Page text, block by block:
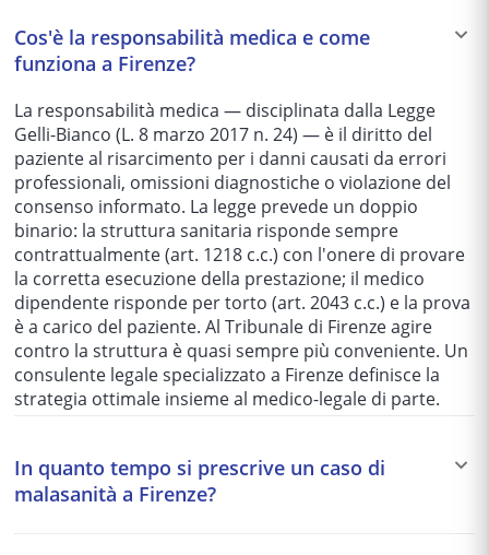
Cos'è la responsabilità medica e come
funziona a Firenze?
La responsabilità medica — disciplinata dalla Legge
Gelli-Bianco (L. 8 marzo 2017 n. 24) — è il diritto del
paziente al risarcimento per i danni causati da errori
professionali, omissioni diagnostiche o violazione del
consenso informato. La legge prevede un doppio
binario: la struttura sanitaria risponde sempre
contrattualmente (art. 1218 c.c.) con l'onere di provare
la corretta esecuzione della prestazione; il medico
dipendente risponde per torto (art. 2043 c.c.) e la prova
è a carico del paziente. Al Tribunale di Firenze agire
contro la struttura è quasi sempre più conveniente. Un
consulente legale specializzato a Firenze definisce la
strategia ottimale insieme al medico-legale di parte.
In quanto tempo si prescrive un caso di
malasanità a Firenze?